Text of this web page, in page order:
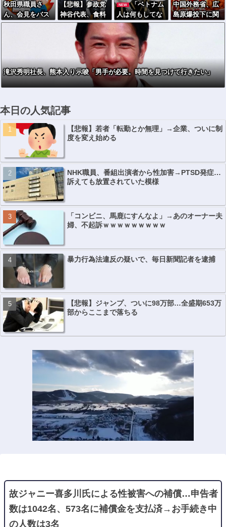
秋田県職員さ
ん、会見をバス
ローブ＆喫煙ス
【悲報】参政党
神谷代表、食料
品の消費減税
「天下の愚策
だ」と批判ｗｗ
ｗｗｗｗｗｗｗ
ｗｗｗ
NEW
「ベトナム
人は何もしてな
い」拡散民、弁
護士に完全論破
されるｗｗｗｗ
ｗｗｗ
中国外務省、広
島原爆投下に関
して「同情を得
滝沢秀明社長、熊本入り示唆「男手が必要。時間を見つけて行きたい」
本日の人気記事
【悲報】若者「転勤とか無理」→企業、ついに制
度を変え始める
NHK職員、番組出演者から性加害→PTSD発症…
訴えても放置されていた模様
「コンビニ、馬鹿にすんなよ」→あのオーナー夫
婦、不起訴ｗｗｗｗｗｗｗｗｗ
暴力行為法違反の疑いで、毎日新聞記者を逮捕
【悲報】ジャンプ、ついに98万部…全盛期653万
部からここまで落ちる
故ジャニー喜多川氏による性被害への補償…申告者
数は1042名、573名に補償金を支払済→お手続き中
の人数は3名